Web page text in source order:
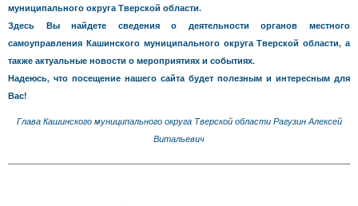
муниципального округа Тверской области.
Здесь Вы найдете сведения о деятельности органов местного
самоуправления Кашинского муниципального округа Тверской области, а
также актуальные новости о мероприятиях и событиях.
Надеюсь, что посещение нашего сайта будет полезным и интересным для
Вас!
Глава Кашинского муниципального округа Тверской области Рагузин Алексей
Витальевич